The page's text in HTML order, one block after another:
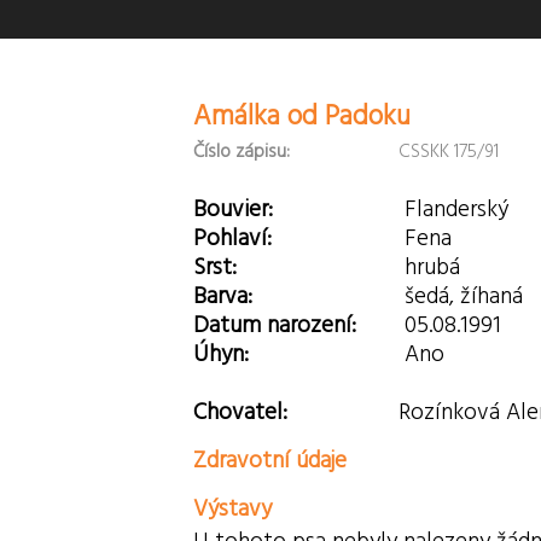
Amálka od Padoku
Číslo zápisu: CSSKK 175/91
Bouvier:
Flanderský
Pohlaví:
Fena
Srst:
hrubá
Barva:
šedá, žíhaná
Datum narození:
05.08.1991
Úhyn:
Ano
Chovatel:
Rozínková
Zdravotní údaje
Výstavy